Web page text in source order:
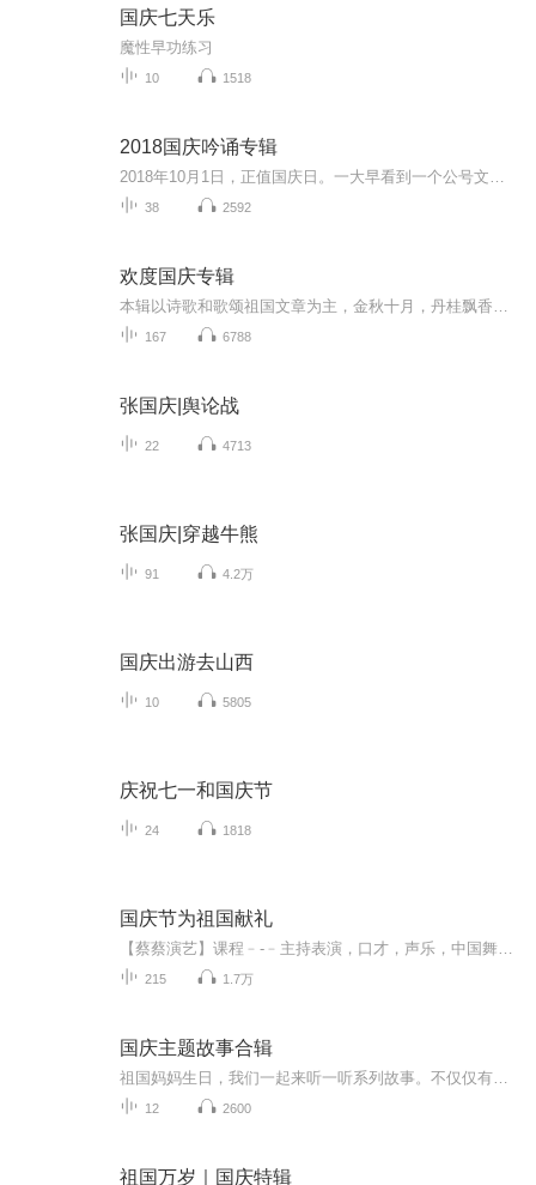
国庆七天乐
魔性早功练习
10 1518
2018国庆吟诵专辑
38 2592
欢度国庆专辑
167 6788
张国庆|舆论战
22 4713
张国庆|穿越牛熊
91 4.2万
国庆出游去山西
10 5805
庆祝七一和国庆节
24 1818
国庆节为祖国献礼
215 1.7万
国庆主题故事合辑
12 2600
祖国万岁｜国庆特辑